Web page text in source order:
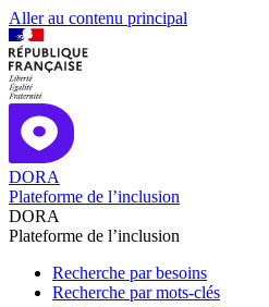
Aller au contenu principal
DORA
Plateforme de l’inclusion
DORA
Plateforme de l’inclusion
Recherche par besoins
Recherche par mots-clés